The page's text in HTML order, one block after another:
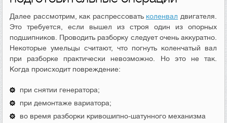
Далее рассмотрим, как распрессовать коленвал двигателя.
Это требуется, если вышел из строя один из опорных
подшипников. Проводить разборку следует очень аккуратно.
Некоторые умельцы считают, что погнуть коленчатый вал
при разборке практически невозможно. Но это не так.
Когда происходит повреждение:
при снятии генератора;
при демонтаже вариатора;
во время разборки кривошипно-шатунного механизма